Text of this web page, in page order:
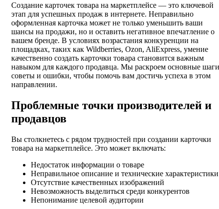
Создание карточек товара на маркетплейсе — это ключевой
этап для успешных продаж в интернете. Неправильно
оформленная карточка может не только уменьшить ваши
шансы на продажи, но и оставить негативное впечатление о
вашем бренде. В условиях возрастания конкуренции на
площадках, таких как Wildberries, Ozon, AliExpress, умение
качественно создать карточки товара становится важным
навыком для каждого продавца. Мы раскроем основные
советы и ошибки, чтобы помочь вам достичь успеха в этом
направлении.
Проблемные точки производителей и
продавцов
Вы столкнетесь с рядом трудностей при создании карточки
товара на маркетплейсе. Это может включать:
Недостаток информации о товаре
Неправильное описание и технические характеристики
Отсутствие качественных изображений
Невозможность выделиться среди конкурентов
Непонимание целевой аудитории